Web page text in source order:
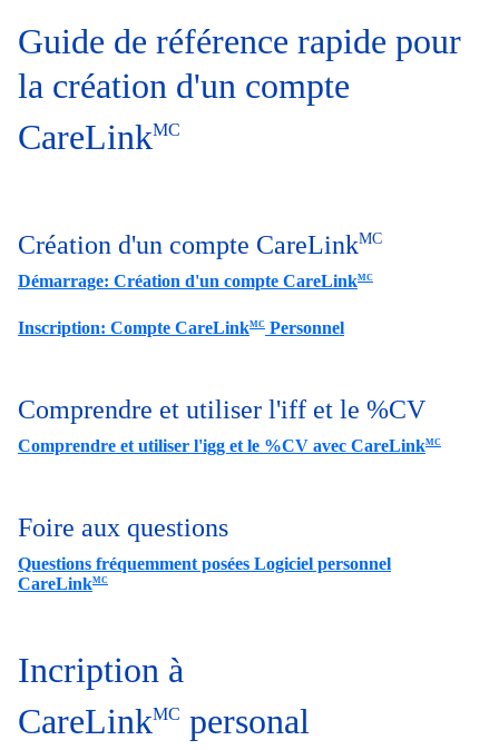
Guide de référence rapide pour
la création d'un compte
CareLinkMC
Création d'un compte CareLinkMC
Démarrage: Création d'un compte CareLinkMC
Inscription: Compte CareLinkMC Personnel
Comprendre et utiliser l'iff et le %CV
Comprendre et utiliser l'igg et le %CV avec CareLinkMC
Foire aux questions
Questions fréquemment posées Logiciel personnel
CareLinkMC
Incription à
CareLinkMC personal